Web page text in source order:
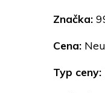
Značka:
Cena:
Typ ceny: